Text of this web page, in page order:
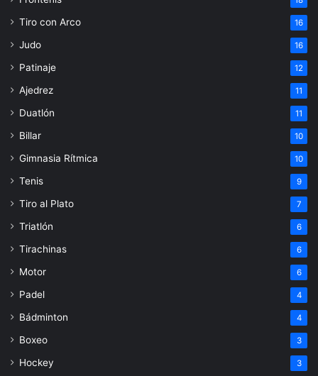
Tiro con Arco 16
Judo 16
Patinaje 12
Ajedrez 11
Duatlón 11
Billar 10
Gimnasia Rítmica 10
Tenis 9
Tiro al Plato 7
Triatlón 6
Tirachinas 6
Motor 6
Padel 4
Bádminton 4
Boxeo 3
Hockey 3